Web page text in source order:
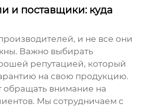
и поставщики: куда
и не все они
Важно выбирать
репутацией, который
на свою продукцию.
обращать внимание на
Мы сотрудничаем с